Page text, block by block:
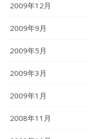
2009年12月
2009年9月
2009年5月
2009年3月
2009年1月
2008年11月